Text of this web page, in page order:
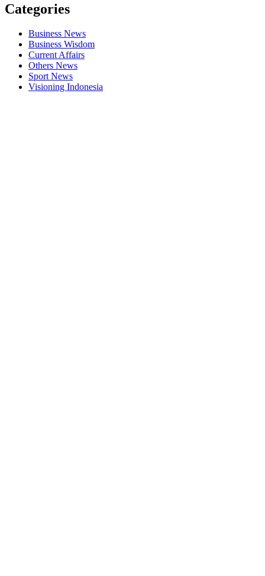
Categories
Business News
Business Wisdom
Current Affairs
Others News
Sport News
Visioning Indonesia